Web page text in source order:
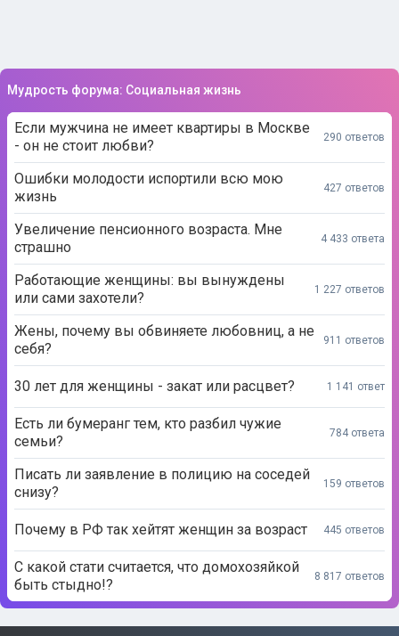
Мудрость форума: Социальная жизнь
Если мужчина не имеет квартиры в Москве
- он не стоит любви?
290 ответов
Ошибки молодости испортили всю мою
жизнь
427 ответов
Увеличение пенсионного возраста. Мне
страшно
4 433 ответа
Работающие женщины: вы вынуждены
или сами захотели?
1 227 ответов
Жены, почему вы обвиняете любовниц, а не
себя?
911 ответов
30 лет для женщины - закат или расцвет? 1 141 ответ
Есть ли бумеранг тем, кто разбил чужие
семьи?
784 ответа
Писать ли заявление в полицию на соседей
снизу?
159 ответов
Почему в РФ так хейтят женщин за возраст 445 ответов
С какой стати считается, что домохозяйкой
быть стыдно!?
8 817 ответов